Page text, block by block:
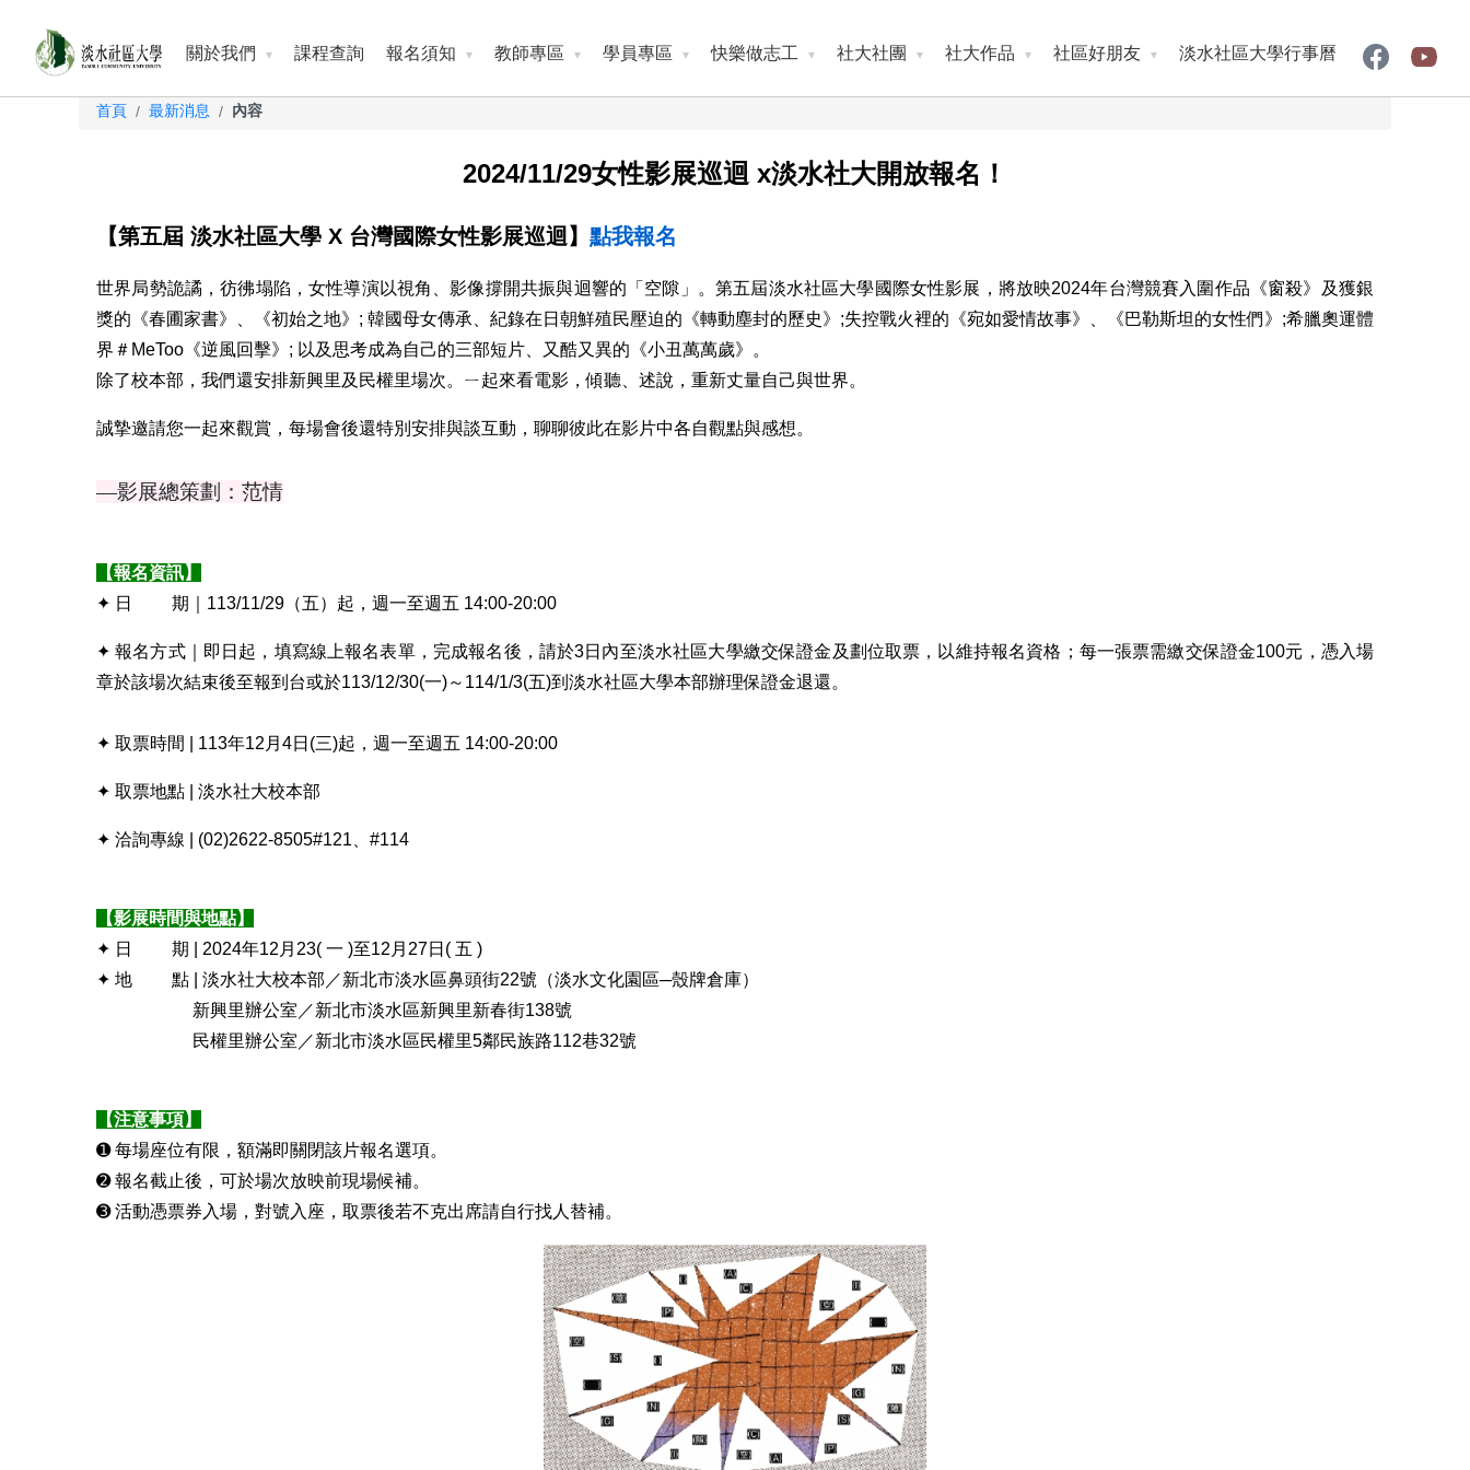
關於我們 課程查詢 報名須知 教師專區 學員專區 快樂做志工 社大社團 社大作品 社區好朋友 淡水社區大學行事曆
首頁 / 最新消息 / 內容
2024/11/29女性影展巡迴 x淡水社大開放報名！
【第五屆 淡水社區大學 X 台灣國際女性影展巡迴】 點我報名
世界局勢詭譎，彷彿塌陷，女性導演以視角、影像撐開共振與迴響的「空隙」。第五屆淡水社區大學國際女性影展，將放映2024年台灣競賽入圍作品《窗殺》及獲銀
獎的《春圃家書》、《初始之地》; 韓國母女傳承、紀錄在日朝鮮殖民壓迫的《轉動塵封的歷史》;失控戰火裡的《宛如愛情故事》、《巴勒斯坦的女性們》;希臘奧運體
界＃MeToo《逆風回擊》; 以及思考成為自己的三部短片、又酷又異的《小丑萬萬歲》。
除了校本部，我們還安排新興里及民權里場次。ㄧ起來看電影，傾聽、述說，重新丈量自己與世界。
誠摯邀請您一起來觀賞，每場會後還特別安排與談互動，聊聊彼此在影片中各自觀點與感想。
—影展總策劃：范情
【報名資訊】
✦ 日 期｜113/11/29（五）起，週一至週五 14:00-20:00
✦ 報名方式｜即日起，填寫線上報名表單，完成報名後，請於3日內至淡水社區大學繳交保證金及劃位取票，以維持報名資格；每一張票需繳交保證金100元，憑入場
章於該場次結束後至報到台或於113/12/30(一)～114/1/3(五)到淡水社區大學本部辦理保證金退還。
✦ 取票時間 | 113年12月4日(三)起，週一至週五 14:00-20:00
✦ 取票地點 | 淡水社大校本部
✦ 洽詢專線 | (02)2622-8505#121、#114
【影展時間與地點】
✦ 日 期 | 2024年12月23( 一 )至12月27日( 五 )
✦ 地 點 | 淡水社大校本部／新北市淡水區鼻頭街22號（淡水文化園區─殼牌倉庫）
新興里辦公室／新北市淡水區新興里新春街138號
民權里辦公室／新北市淡水區民權里5鄰民族路112巷32號
【注意事項】
➊ 每場座位有限，額滿即關閉該片報名選項。
➋ 報名截止後，可於場次放映前現場候補。
➌ 活動憑票券入場，對號入座，取票後若不克出席請自行找人替補。